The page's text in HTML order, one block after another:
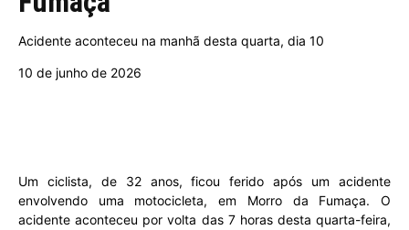
Acidente aconteceu na manhã desta quarta, dia 10
10 de junho de 2026
Um ciclista, de 32 anos, ficou ferido após um acidente
envolvendo uma motocicleta, em Morro da Fumaça. O
acidente aconteceu por volta das 7 horas desta quarta-feira,